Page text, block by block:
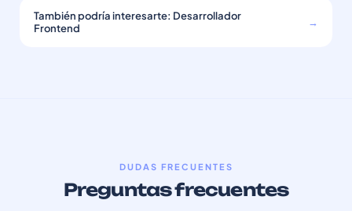
También podría interesarte: Desarrollador
Frontend
→
DUDAS FRECUENTES
Preguntas frecuentes